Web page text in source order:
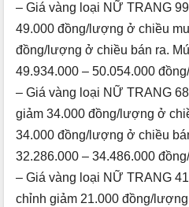
– Giá vàng loại NỮ TRANG
49.000 đồng/lượng ở chiều
đồng/lượng ở chiều bán ra.
49.934.000 – 50.054.000
– Giá vàng loại NỮ TRANG
giảm 34.000 đồng/lượng ở
34.000 đồng/lượng ở chiều
32.286.000 – 34.486.000
– Giá vàng loại NỮ TRANG
chỉnh giảm 21.000 đồng/